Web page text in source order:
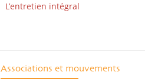
L’entretien intégral
Associations et mouvements